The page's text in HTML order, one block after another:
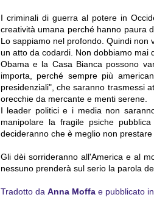
I criminali di guerra al potere in
creatività umana perché hanno paura
Lo sappiamo nel profondo. Quindi non
un atto da codardi. Non dobbiamo mai
Obama e la Casa Bianca possono
importa, perché sempre più
presidenziali", che saranno trasmessi
orecchie da mercante e menti serene.
I leader politici e i media non
manipolare la fragile psiche
decideranno che è meglio non
Gli dèi sorrideranno all'America e al
nessuno prenderà sul serio la parola
Tradotto da Anna Moffae pubblicato in